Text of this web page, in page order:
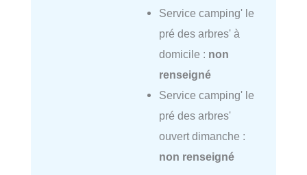
Service camping' le
pré des arbres' à
domicile : non
renseigné
Service camping' le
pré des arbres'
ouvert dimanche :
non renseigné